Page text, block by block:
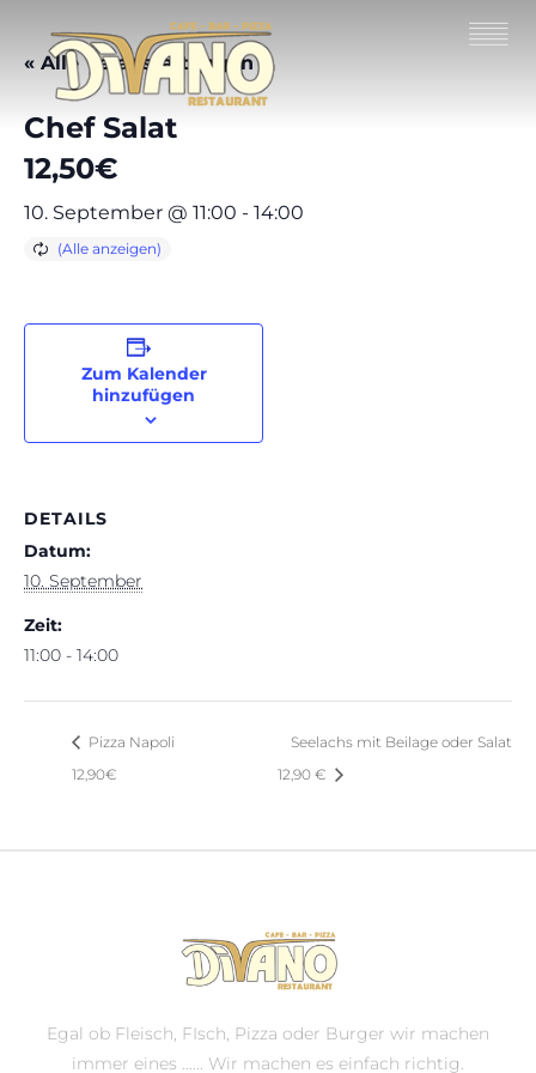
« Alle Veranstaltungen
Chef Salat
12,50€
10. September @ 11:00 - 14:00
Zum Kalender
hinzufügen
DETAILS
Datum:
10. September
Zeit:
11:00 - 14:00
Pizza Napoli
12,90€
Seelachs mit Beilage oder Salat
12,90 €
Egal ob Fleisch, FIsch, Pizza oder Burger wir machen
immer eines ...... Wir machen es einfach richtig.